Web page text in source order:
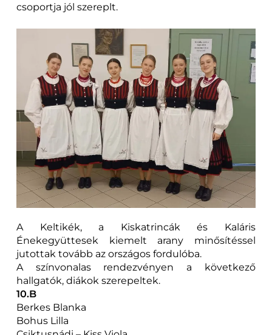
csoportja jól szereplt.
A Keltikék, a Kiskatrincák és Kaláris
Énekegyüttesek kiemelt arany minősítéssel
jutottak tovább az országos fordulóba.
A színvonalas rendezvényen a következő
hallgatók, diákok szerepeltek.
10.B
Berkes Blanka
Bohus Lilla